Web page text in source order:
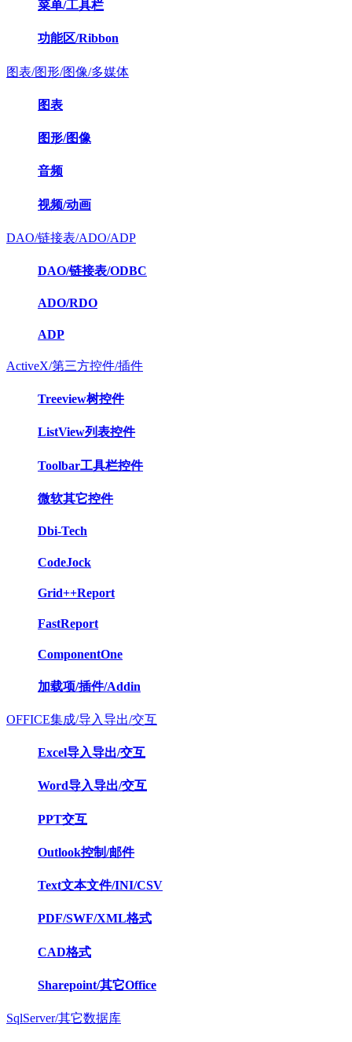
菜单/工具栏
功能区/Ribbon
图表/图形/图像/多媒体
图表
图形/图像
音频
视频/动画
DAO/链接表/ADO/ADP
DAO/链接表/ODBC
ADO/RDO
ADP
ActiveX/第三方控件/插件
Treeview树控件
ListView列表控件
Toolbar工具栏控件
微软其它控件
Dbi-Tech
CodeJock
Grid++Report
FastReport
ComponentOne
加载项/插件/Addin
OFFICE集成/导入导出/交互
Excel导入导出/交互
Word导入导出/交互
PPT交互
Outlook控制/邮件
Text文本文件/INI/CSV
PDF/SWF/XML格式
CAD格式
Sharepoint/其它Office
SqlServer/其它数据库